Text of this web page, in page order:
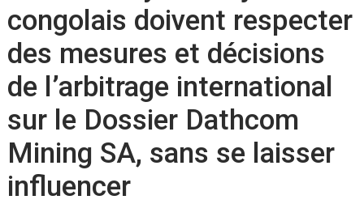
congolais doivent respecter
des mesures et décisions
de l’arbitrage international
sur le Dossier Dathcom
Mining SA, sans se laisser
influencer